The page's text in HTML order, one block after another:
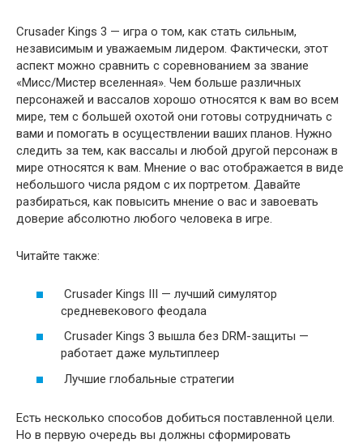
Crusader Kings 3 — игра о том, как стать сильным,
независимым и уважаемым лидером. Фактически, этот
аспект можно сравнить с соревнованием за звание
«Мисс/Мистер вселенная». Чем больше различных
персонажей и вассалов хорошо относятся к вам во всем
мире, тем с большей охотой они готовы сотрудничать с
вами и помогать в осуществлении ваших планов. Нужно
следить за тем, как вассалы и любой другой персонаж в
мире относятся к вам. Мнение о вас отображается в виде
небольшого числа рядом с их портретом. Давайте
разбираться, как повысить мнение о вас и завоевать
доверие абсолютно любого человека в игре.
Читайте также:
Crusader Kings III — лучший симулятор
средневекового феодала
Crusader Kings 3 вышла без DRM-защиты —
работает даже мультиплеер
Лучшие глобальные стратегии
Есть несколько способов добиться поставленной цели.
Но в первую очередь вы должны сформировать